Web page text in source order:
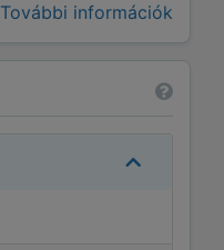
További információk